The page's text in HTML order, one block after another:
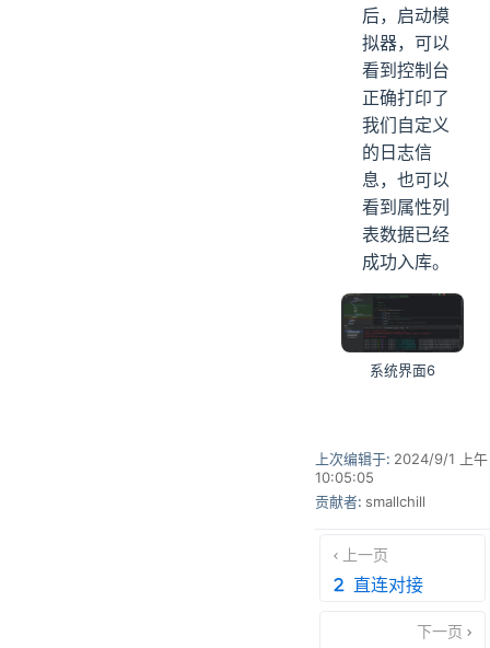
后，启动模
拟器，可以
看到控制台
正确打印了
我们自定义
的日志信
息，也可以
看到属性列
表数据已经
成功入库。
系统界面6
上次编辑于: 2024/9/1 上午
10:05:05
贡献者: smallchill
上一页
直连对接
下一页